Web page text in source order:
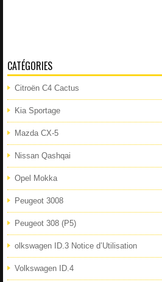
CATÉGORIES
Citroën C4 Cactus
Kia Sportage
Mazda CX-5
Nissan Qashqai
Opel Mokka
Peugeot 3008
Peugeot 308 (P5)
olkswagen ID.3 Notice d’Utilisation
Volkswagen ID.4